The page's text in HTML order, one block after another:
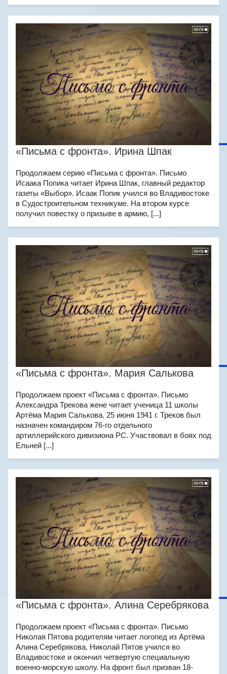
«Письма с фронта». Ирина Шпак
Продолжаем серию «Письма с фронта». Письмо
Исаака Попика читает Ирина Шпак, главный редактор
газеты «Выбор». Исаак Попик учился во Владивостоке
в Судостроительном техникуме. На втором курсе
получил повестку о призыве в армию, [...]
«Письма с фронта». Мария Салькова
Продолжаем проект «Письма с фронта». Письмо
Александра Трекова жене читает ученица 11 школы
Артёма Мария Салькова. 25 июня 1941 г. Треков был
назначен командиром 76-го отдельного
артиллерийского дивизиона РС. Участвовал в боях под
Ельней [...]
«Письма с фронта». Алина Серебрякова
Продолжаем проект «Письма с фронта». Письмо
Николая Пятова родителям читает логопед из Артёма
Алина Серебрякова. Николай Пятов учился во
Владивостоке и окончил четвертую специальную
военно-морскую школу. На фронт был призван 18-